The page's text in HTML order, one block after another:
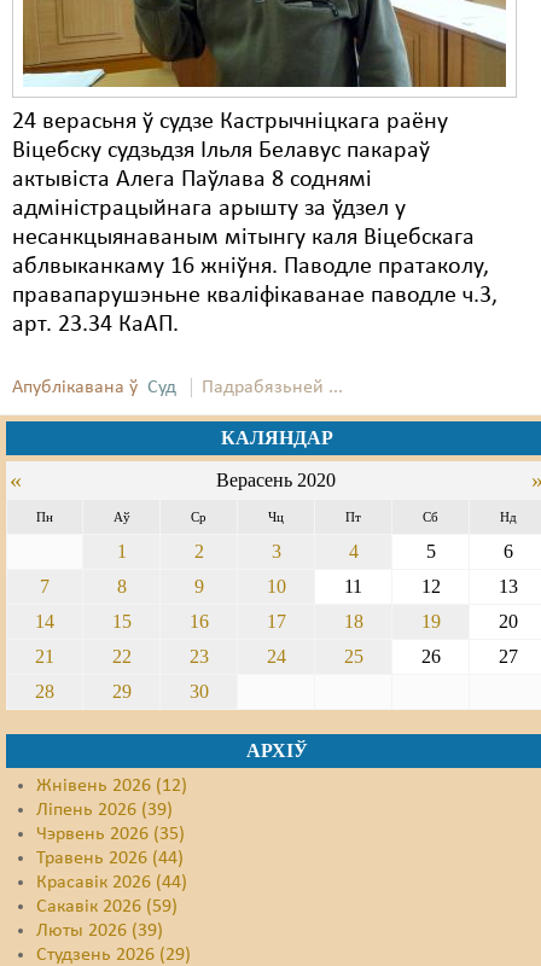
24 верасьня ў судзе Кастрычніцкага раёну
Віцебску судзьдзя Ільля Белавус пакараў
актывіста Алега Паўлава 8 соднямі
адміністрацыйнага арышту за ўдзел у
несанкцыянаваным мітынгу каля Віцебскага
аблвыканкаму 16 жніўня. Паводле пратаколу,
правапарушэньне кваліфікаванае паводле ч.3,
арт. 23.34 КаАП.
Апублікавана ў Суд Падрабязьней ...
КАЛЯНДАР
« Верасень 2020
Пн Аў Ср Чц Пт Сб Нд
1 2 3 4 5
6
7
8 9 10 11 12
13
14
15 16 17 18 19
20
21
22 23 24 25 26
27
28
29 30
АРХІЎ
Жнівень 2026 (12)
Ліпень 2026 (39)
Чэрвень 2026 (35)
Травень 2026 (44)
Красавік 2026 (44)
Сакавік 2026 (59)
Люты 2026 (39)
Студзень 2026 (29)
Мігранты
Мірныя сходы
Палітвязьні
Праваабаронцы
Правы дзіцяці
Пэнітэнцыярная сыстэма
Рознае
Свабода слова
Свабода сумленьня
Экалёгія
Правы працоўных